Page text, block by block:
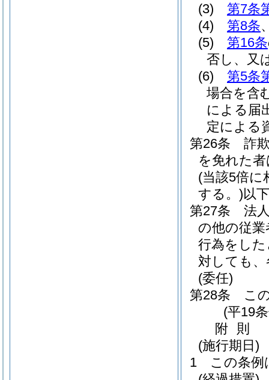
(3)
第7条
(4)
第8条
(5)
第16条
否し、又
(6)
第5条
場合を含
による届
定による
第26条
詐
を免れた
(当該5倍に
する。)以
第27条
法
の他の従
行為をし
対しても
(委任)
第28条
こ
(平19
附 則
(施行期日)
1
この条例